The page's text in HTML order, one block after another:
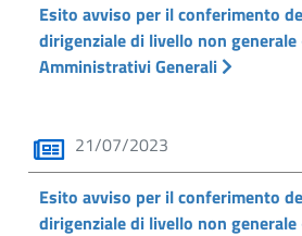
Esito avviso per il conferimento
dirigenziale di livello non
Amministrativi Generali
21/07/2023
Esito avviso per il conferimento
dirigenziale di livello non generale